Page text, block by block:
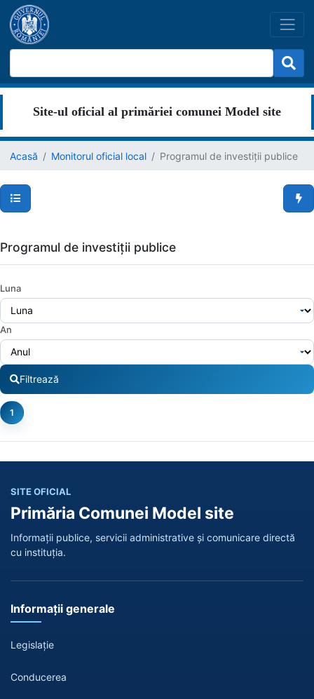
Site-ul oficial al primăriei comunei Model site
Acasă Monitorul oficial local Programul de investiții publice
Secțiuni pagină
Programul de investiții publice
Luna
An
Filtrează
1
SITE OFICIAL
Primăria Comunei Model site
Informații publice, servicii administrative și comunicare directă
cu instituția.
Informații generale
Legislație
Conducerea